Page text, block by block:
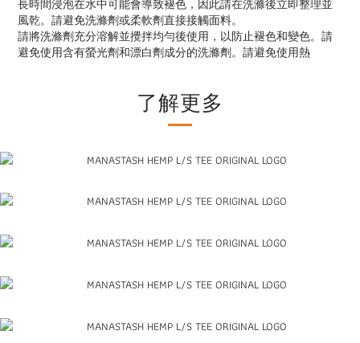
長時間浸泡在水中可能會導致褪色，因此請在洗滌後立即整理並
風乾。請避免洗滌劑或柔軟劑直接接觸面料。
請將洗滌劑充分溶解並攪拌均勻後使用，以防止褪色和變色。請
避免使用含有螢光劑和漂白劑成分的洗滌劑。請避免使用熱
了解更多